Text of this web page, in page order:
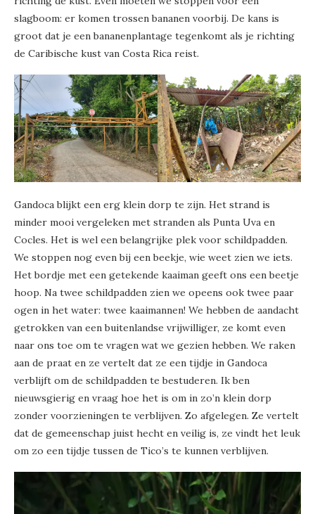
slagboom: er komen trossen bananen voorbij. De kans is
groot dat je een bananenplantage tegenkomt als je richting
de Caribische kust van Costa Rica reist.
Gandoca blijkt een erg klein dorp te zijn. Het strand is
minder mooi vergeleken met stranden als Punta Uva en
Cocles. Het is wel een belangrijke plek voor schildpadden.
We stoppen nog even bij een beekje, wie weet zien we iets.
Het bordje met een getekende kaaiman geeft ons een beetje
hoop. Na twee schildpadden zien we opeens ook twee paar
ogen in het water: twee kaaimannen! We hebben de aandacht
getrokken van een buitenlandse vrijwilliger, ze komt even
naar ons toe om te vragen wat we gezien hebben. We raken
aan de praat en ze vertelt dat ze een tijdje in Gandoca
verblijft om de schildpadden te bestuderen. Ik ben
nieuwsgierig en vraag hoe het is om in zo’n klein dorp
zonder voorzieningen te verblijven. Zo afgelegen. Ze vertelt
dat de gemeenschap juist hecht en veilig is, ze vindt het leuk
om zo een tijdje tussen de Tico’s te kunnen verblijven.